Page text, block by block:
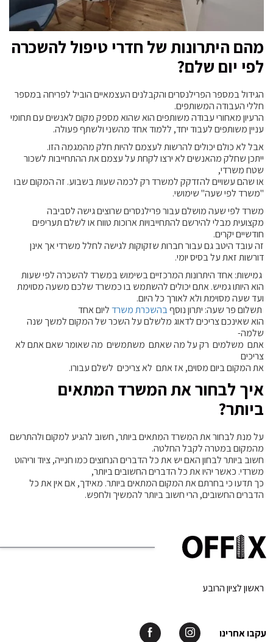
מהם היתרונות של חדרי טיפול להשכרה
לפי יום שלם?
הגידול במספר הפרילנסרים והקבלנים העצמאיים הוביל לפריחה במספר
חללי העבודה המשותפים.
הרעיון מאחורי עבודה משותפים הוא שהוא מספק מקום לאנשים עם תחומי
עניין משותפים לעבוד יחד, ללמוד אחד מהשני ולשתף פעולה.
אבל לא כולם יכולים להרשות לעצמם להיות חלק מהמגמה הזו.
ייתכן שחלק מהאנשים לא ירצו לקחת על עצמם את ההתחייבות לשכור
שטח משרדי,
או שהם עשויים להזדקק למשרד רק לכמה שעות בשבוע. זה המקום שבו
"משרד לפי שעה" שימושי.
משרד לפי שעה מושלם עבור פרילנסרים שרוצים גישה לסביבה
מקצועית מבלי להירשם להתחייבויות ארוכות טווח או לשלם תעריפים
חודשיים יקרים.
זה עובד היטב גם עבור חברות שזקוקות לגישה לחלל משרדי אך אינן
דורשות זאת על בסיס יומי.
גמישות: אחד היתרונות המרכזיים בשימוש במשרד להשכרה לפי שעות
הוא היותו גמיש. אתם יכולים להשתמש בו כמשרד שלכם משעה מסוימת
ועד שעה מסוימת ולא לאורך כל היום.
תשלום פר שעה: יתרון נוסףבהשכרת משרדליום אחד
הוא שאינכם צריכים לדאוג מלשלם על השכר של המקום למשך שנה
שלמה-
אתם משלמים רק על מה שאתם משתמשים מה שאומר שאם אתם לא
צריכים
את המקום ביום מסוים, אז אתם לא צריכים לשלם עבורו.
איך לבחור את המשרד המתאים
ביותר?
על מנת לבחור את המשרד המתאים ביותר, חשוב להגיע למקום ולהתרשם
מהמקום במטרה לקבל החלטה.
חשוב ביותר לבחון האם יש את כל הדברים הנחוצים כמו חנייה, ציוד וריהוט
משרדי. כאשר יהיו את כל הדברים החשובים ביותר,
כך תדעו כי בחרתם את המקום המתאים ביותר. מאידך, אם אין את כל
הדברים החשובים, הרי חשוב ביותר להמשיך ולחפש.
ראשון לציון הרובע
עקבו אחרינו